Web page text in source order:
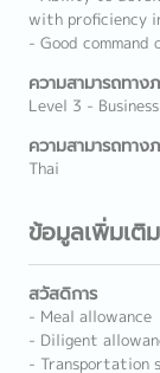
with proficiency
- Good command
ความสามารถทาง
Level 3 -
ความสามารถทาง
Thai
ข้อมูลเพิ่มเติม
สวัสดิการ
- Meal allowance
- Diligent
- Transportation